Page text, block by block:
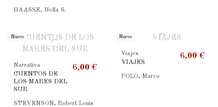
HAASSE, Hella S.
Nuevo
Narrativa
CUENTOS DE
LOS MARES DEL
SUR
6,00 €
STEVENSON, Robert Louis
Nuevo
Viajes
VIAJES
6,00 €
POLO, Marco